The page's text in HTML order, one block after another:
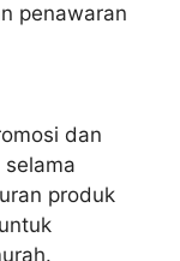
penawaran
dan
produk